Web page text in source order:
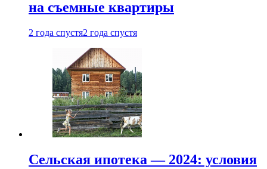
на съемные квартиры
2 года спустя2 года спустя
Сельская ипотека — 2024: условия